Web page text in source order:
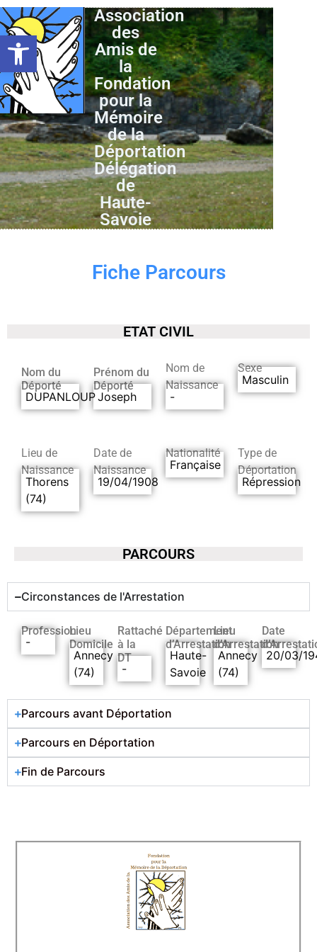
Ouvrir la barre d’outils
Association
des
Amis de
la
Fondation
pour la
Mémoire
de la
Déportation
Délégation
de
Haute-
Savoie
Fiche Parcours
ETAT CIVIL
Nom du
Déporté
DUPANLOUP
Prénom du
Déporté
Joseph
Nom de
Naissance
-
Sexe
Masculin
Lieu de
Naissance
Thorens
(74)
Date de
Naissance
19/04/1908
Nationalité
Française
Type de
Déportation
Répression
PARCOURS
Circonstances de l'Arrestation
Profession
-
Lieu
Domicile
Annecy
(74)
Rattaché
à la
DT
-
Département
d’Arrestation
Haute-
Savoie
Lieu
d’Arrestation
Annecy
(74)
Date
20/03/
Parcours avant Déportation
Parcours en Déportation
Fin de Parcours